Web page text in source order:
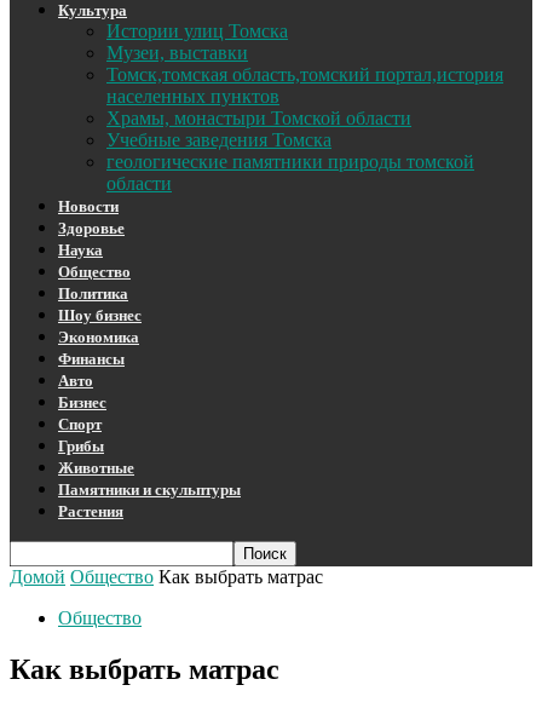
Культура
Истории улиц Томска
Музеи, выставки
Томск,томская область,томский портал,история
населенных пунктов
Храмы, монастыри Томской области
Учебные заведения Томска
геологические памятники природы томской
области
Новости
Здоровье
Наука
Общество
Политика
Шоу бизнес
Экономика
Финансы
Авто
Бизнес
Спорт
Грибы
Животные
Памятники и скульптуры
Растения
Домой Общество Как выбрать матрас
Общество
Как выбрать матрас